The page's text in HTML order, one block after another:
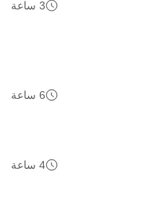
3 ساعة
6 ساعة
4 ساعة